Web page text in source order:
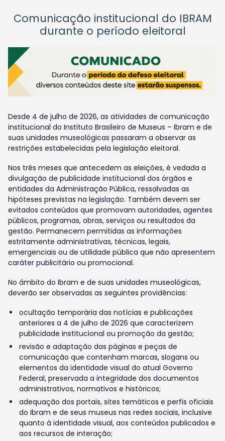
Comunicação institucional do IBRAM
durante o período eleitoral
Desde 4 de julho de 2026, as atividades de comunicação
institucional do Instituto Brasileiro de Museus – Ibram e de
suas unidades museológicas passaram a observar as
restrições estabelecidas pela legislação eleitoral.
Nos três meses que antecedem as eleições, é vedada a
divulgação de publicidade institucional dos órgãos e
entidades da Administração Pública, ressalvadas as
hipóteses previstas na legislação. Também devem ser
evitados conteúdos que promovam autoridades, agentes
públicos, programas, obras, serviços ou resultados da
gestão. Permanecem permitidas as informações
estritamente administrativas, técnicas, legais,
emergenciais ou de utilidade pública que não apresentem
caráter publicitário ou promocional.
No âmbito do Ibram e de suas unidades museológicas,
deverão ser observadas as seguintes providências:
ocultação temporária das notícias e publicações
anteriores a 4 de julho de 2026 que caracterizem
publicidade institucional ou promoção da gestão;
revisão e adaptação das páginas e peças de
comunicação que contenham marcas, slogans ou
elementos da identidade visual do atual Governo
Federal, preservada a integridade dos documentos
administrativos, normativos e históricos;
adequação dos portais, sites temáticos e perfis oficiais
do Ibram e de seus museus nas redes sociais, inclusive
quanto à identidade visual, aos conteúdos publicados e
aos recursos de interação;